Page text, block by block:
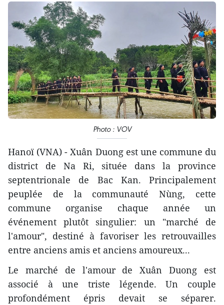
Photo : VOV
Hanoï (VNA) - Xuân Duong est une commune du
district de Na Ri, située dans la province
septentrionale de Bac Kan. Principalement
peuplée de la communauté Nùng, cette
commune organise chaque année un
événement plutôt singulier: un "marché de
l'amour", destiné à favoriser les retrouvailles
entre anciens amis et anciens amoureux...
Le marché de l'amour de Xuân Duong est
associé à une triste légende. Un couple
profondément épris devait se séparer.